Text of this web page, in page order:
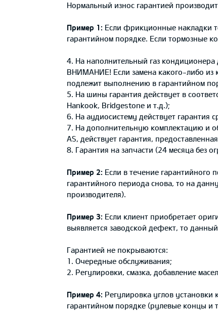
Нормальный износ гарантией
Пример 1: Если фрикционные накладки
гарантийном порядке. Если тормозные
4. На наполнительный газ кондиционера
ВНИМАНИЕ! Если замена какого-либо из
подлежит выполнению в гарантийном
5. На шины гарантия действует в
Hankook, Bridgestone и т.д.);
6. На аудиосистему действует гарантия
7. На дополнительную комплектацию и
AS, действует гарантия,
8. Гарантия на запчасти (24 месяца без
Пример 2: Если в течение гарантийного
гарантийного периода снова, то на
производителя).
Пример 3: Если клиент приобретает
выявляется заводской дефект, то
Гарантией не покрываются:
1. Очередные обслуживания;
2. Регулировки, смазка, добавление
Пример 4: Регулировка углов установки
гарантийном порядке (рулевые концы и